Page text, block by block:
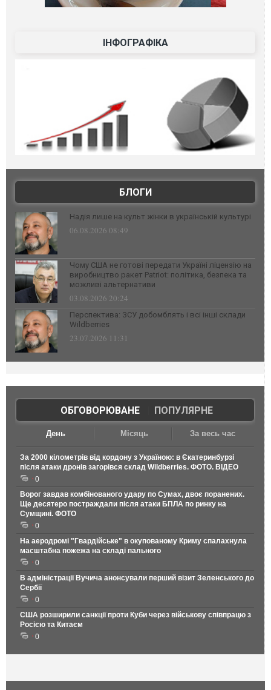
ІНФОГРАФІКА
БЛОГИ
Надія лише на культ жінки в українській культурі
06.08.2026 08:49
Чому США не готові передати Україні ліцензію на
виробництво ракет Patriot: політика, безпека та
можливі альтернативи
03.08.2026 20:24
Перспектива: ЗСУ добомблять і всі інші склади
Wildberries
23.07.2026 11:31
ОБГОВОРЮВАНЕ| ПОПУЛЯРНЕ
День Місяць За весь час
За 2000 кілометрів від кордону з Україною: в Єкатеринбурзі
після атаки дронів загорівся склад Wildberries. ФОТО. ВІДЕО
0
Ворог завдав комбінованого удару по Сумах, двоє поранених.
Ще десятеро постраждали після атаки БПЛА по ринку на
Сумщині. ФОТО
0
На аеродромі "Гвардійське" в окупованому Криму спалахнула
масштабна пожежа на складі пального
0
В адміністрації Вучича анонсували перший візит Зеленського до
Сербії
0
США розширили санкції проти Куби через військову співпрацю з
Росією та Китаєм
0